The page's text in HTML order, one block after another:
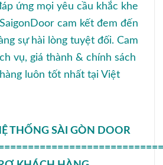
ứng mọi yêu cầu khắc khe
cam kết đem đến
sự hài lòng tuyệt đối. Cam
vụ, giá thành & chính sách
luôn tốt nhất tại Việt
THỐNG SÀI GÒN DOOR